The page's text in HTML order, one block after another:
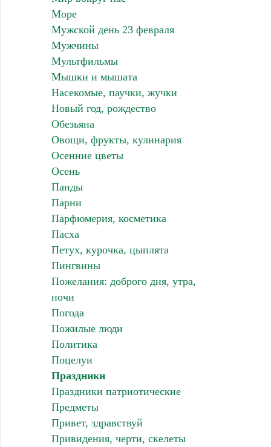
Море
Мужской день 23 февраля
Мужчины
Мультфильмы
Мышки и мышата
Насекомые, паучки, жучки
Новый год, рождество
Обезьяна
Овощи, фрукты, кулинария
Осенние цветы
Осень
Панды
Парни
Парфюмерия, косметика
Пасха
Петух, курочка, цыплята
Пингвины
Пожелания: доброго дня, утра,
ночи
Погода
Пожилые люди
Политика
Поцелуи
Праздники
Праздники патриотические
Предметы
Привет, здравствуй
Привидения, черти, скелеты